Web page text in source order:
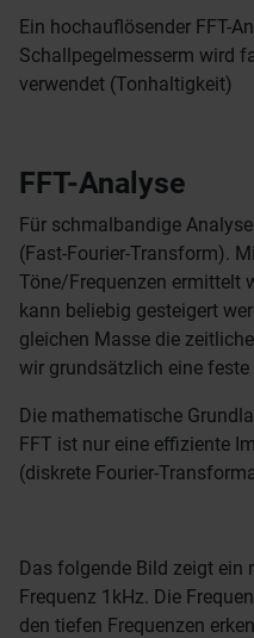
Ein hochauflösender FFT-
Schallpegelmesserm wird
verwendet (Tonhaltigkeit)
FFT-Analyse
Für schmalbandige
(Fast-Fourier-Transform).
Töne/Frequenzen ermittelt
kann beliebig gesteigert
gleichen Masse die
wir grundsätzlich eine
Die mathematische
FFT ist nur eine effiziente
(diskrete Fourier-
Das folgende Bild zeigt ein
Frequenz 1kHz. Die
den tiefen Frequenzen